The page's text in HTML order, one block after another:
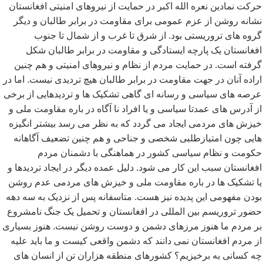
حرکت نمادین نعره الله اکبر در حمایت از نیروهای امنیتی افغانستان
نشانه روشن از عزم عمومی برای مقاومت در برابر طالبان و دیگر
گروه های تروریستی بود. از شرق تا غرب و از شمال تا جنوب
افغانستان یک پارچه ایستادگی و مقاومت در برابر طالبان شکل
گرفته است. در حمایت مردم از نظام و نیروهای امنیتی و هم چنین
اراده آنان در جهت مقاومت در برابر طالبان هیچ تردیدی نیست. اما در
عرصه های سیاسی و رسانه ای گاهی تشکیک ها و تردیدهایی از برخی
از آدرس های عمدتا سیاسی و یا افراد نا آگاه در باره مقاومت ملی و
خیزش های مردمی ایجاد می گردد که به نظر می رسد بیشتر انگیزه
هایی چون امتیازطلبی شخصی و جناحی و هم چنین تضعیف آگاهانه
حکومت و نظام سیاسی کشور در هماهنگی با دشمنان مردم
افغانستان سبب این کار می شود. دلیل عمده دیگر در ایجاد تردیدها و
یا تشکیک ها در باره مقاومت ملی و خیزش های مردمی عدم روشن
بودن مفهومی این پدیده نیز هست. متاسفانه پس از نزدیک به سه دهه
حضور تروریسم بین المللی در افغانستان و تحمیل یک جنگ نامشروع
بر مردم ما هنوز مرزهای دشمن و دوست روشن نیست. هنوز بسیاری
از مردم افغانستان نمی دانند که دشمن واقعی کیست و ما باید علیه
چه کسانی به برخیزیم؟ کشورهای منطقه هزاران تن از انسان های